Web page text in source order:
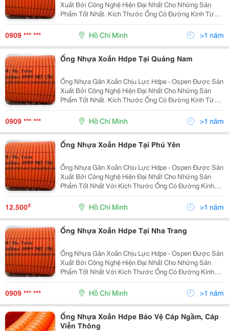
Xuất Bởi Công Nghệ Hiện Đại Nhất Cho Những Sản
Phẩm Tốt Nhất. Kích Thước Ống Có Đường Kính Từ
25Mm Đến 250Mm . Ưu Điểm: Độ Dài Liên Tục, Dễ
Dàng Uốn Cong, Khả Năng Chịu Lực Lớn, Kinh Tế, Tiết
0909 *** *** Hồ Chí Minh >1 năm
Ống Nhựa Xoắn Hdpe Tại Quảng Nam
Ống Nhựa Gân Xoắn Chịu Lực Hdpe - Ospen Được Sản
Xuất Bởi Công Nghệ Hiện Đại Nhất Cho Những Sản
Phẩm Tốt Nhất. Kích Thước Ống Có Đường Kính Từ
25Mm Đến 250Mm . Ưu Điểm: Độ Dài Liên Tục, Dễ
Dàng Uốn Cong, Khả Năng Chịu Lực Lớn, Kinh Tế, Tiết
0909 *** *** Hồ Chí Minh >1 năm
Ống Nhựa Xoắn Hdpe Tại Phú Yên
Ống Nhựa Gân Xoắn Chịu Lực Hdpe - Ospen Được Sản
Xuất Bởi Công Nghệ Hiện Đại Nhất Cho Những Sản
Phẩm Tốt Nhất Với Kích Thước Ống Có Đường Kính
Từ 25Mm Đến 250Mm . Ưu Điểm: Độ Dài Liên Tục, Dễ
Dàng Uốn Cong, Khả Năng Chịu Lực Lớn, Kinh Tế, Tiết
12.500₫ Hồ Chí Minh >1 năm
Ống Nhựa Xoắn Hdpe Tại Nha Trang
Ống Nhựa Gân Xoắn Chịu Lực Hdpe - Ospen Được Sản
Xuất Bởi Công Nghệ Hiện Đại Nhất Cho Những Sản
Phẩm Tốt Nhất Với Kích Thước Ống Có Đường Kính
Từ 25Mm Đến 250Mm . Ưu Điểm: Độ Dài Liên Tục, Dễ
Dàng Uốn Cong, Khả Năng Chịu Lực Lớn, Kinh Tế, Tiết
0909 *** *** Hồ Chí Minh >1 năm
Ống Nhựa Xoắn Hdpe Bảo Vệ Cáp Ngầm, Cáp
Viễn Thông